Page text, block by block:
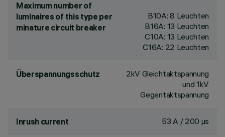
Maximum number of
luminaires of this type per
minature circuit breaker
B10A: 8 Leuchten
B16A: 13 Leuchten
C10A: 13 Leuchten
C16A: 22 Leuchten
Überspannungsschutz
2kV Gleichtaktspannung
und 1kV
Gegentaktspannung
Inrush current 53 A / 200 µs